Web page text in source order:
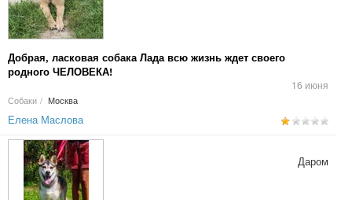
Добрая, ласковая собака Лада всю жизнь ждет своего
родного ЧЕЛОВЕКА!
16 июня
Собаки / Москва
Елена Маслова
Даром